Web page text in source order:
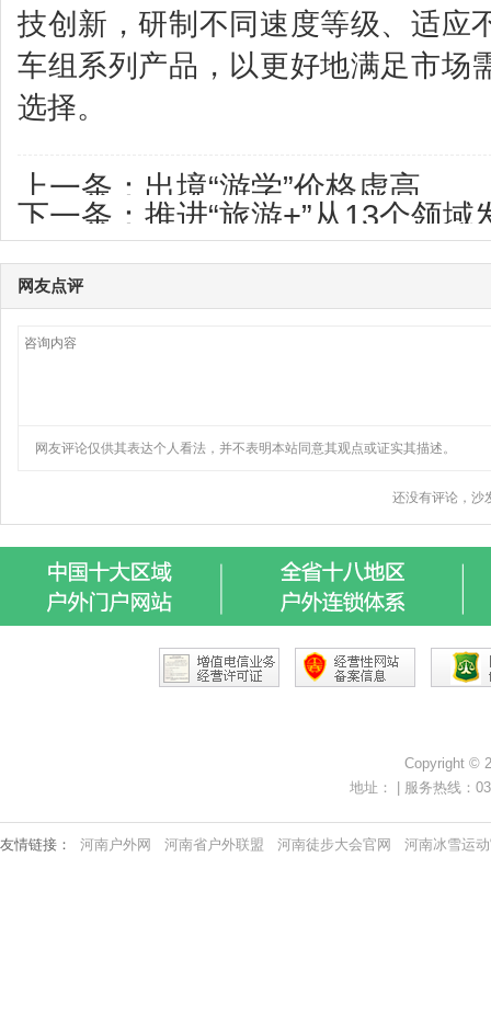
技创新，研制不同速度等级、适应
车组系列产品，以更好地满足市场
选择。
上一条： 出境“游学”价格虚高
下一条： 推进“旅游+”从13个领域
Copyright ©
地址： | 服务热线：
友情链接： 河南户外网 河南省户外联盟 河南徒步大会官网 河南冰雪运